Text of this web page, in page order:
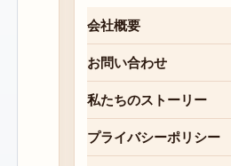
会社概要
お問い合わせ
私たちのストーリー
プライバシーポリシー